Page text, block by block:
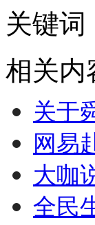
关键词
相关内
关于
网易
大咖
全民